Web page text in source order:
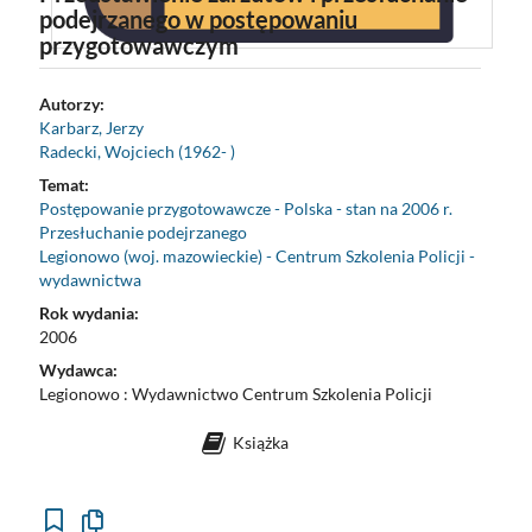
podejrzanego w postępowaniu
przygotowawczym
Autorzy:
Karbarz, Jerzy
Radecki, Wojciech (1962- )
Temat:
Postępowanie przygotowawcze - Polska - stan na 2006 r.
Przesłuchanie podejrzanego
Legionowo (woj. mazowieckie) - Centrum Szkolenia Policji -
wydawnictwa
Rok wydania:
2006
Wydawca:
Legionowo : Wydawnictwo Centrum Szkolenia Policji
Książka